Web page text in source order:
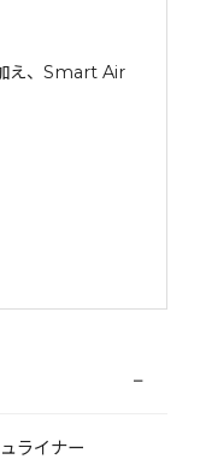
え、Smart Air
−
ライナー